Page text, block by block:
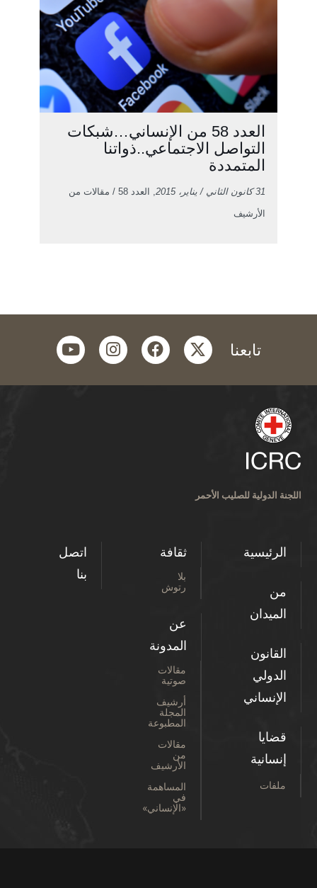
العدد 58 من الإنساني…شبكات
التواصل الاجتماعي..ذواتنا
المتمددة
31 كانون الثاني / يناير، 2015 , العدد 58 / مقالات من
الأرشيف
تابعنا twitter
facebook
instagram
youtube
اللجنة الدولية للصليب الأحمر
الرئيسية
من
الميدان
القانون
الدولي
الإنساني
قضايا
إنسانية
ملفات
ثقافة
بلا
رتوش
عن
المدونة
مقالات
صوتية
أرشيف
المجلة
المطبوعة
مقالات
من
الأرشيف
المساهمة
في
«الإنساني»
اتصل
بنا